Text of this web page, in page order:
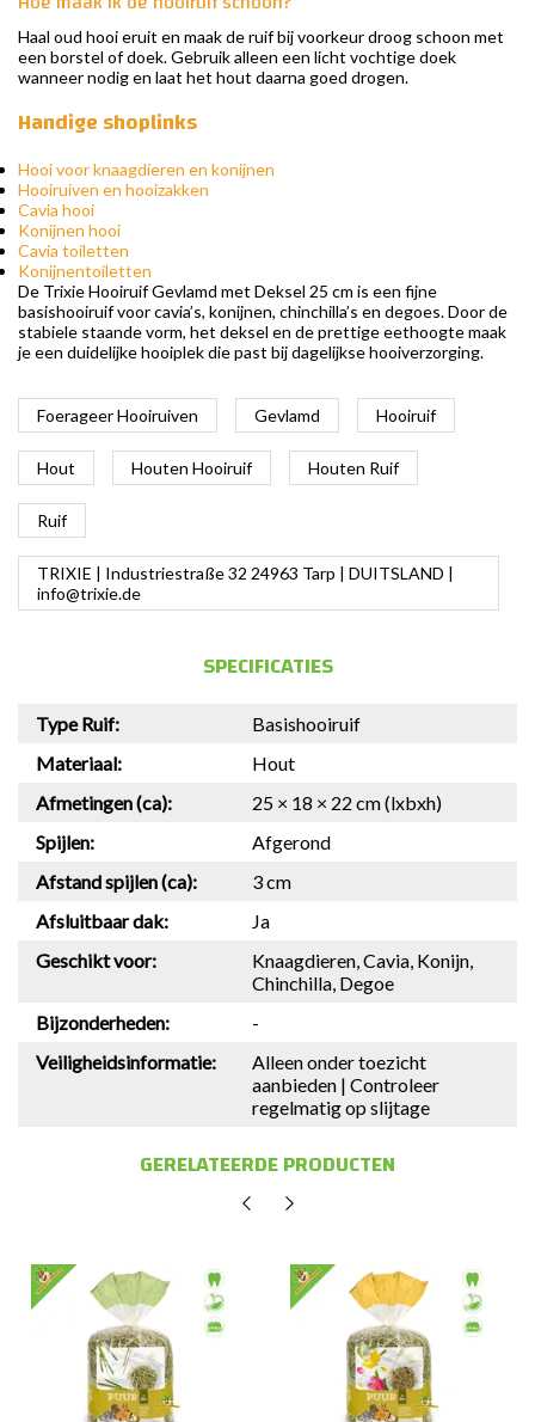
Haal oud hooi eruit en maak de ruif bij voorkeur droog schoon met
een borstel of doek. Gebruik alleen een licht vochtige doek
wanneer nodig en laat het hout daarna goed drogen.
Handige shoplinks
Hooi voor knaagdieren en konijnen
Hooiruiven en hooizakken
Cavia hooi
Konijnen hooi
Cavia toiletten
Konijnentoiletten
De Trixie Hooiruif Gevlamd met Deksel 25 cm is een fijne
basishooiruif voor cavia’s, konijnen, chinchilla’s en degoes. Door de
stabiele staande vorm, het deksel en de prettige eethoogte maak
je een duidelijke hooiplek die past bij dagelijkse hooiverzorging.
Foerageer Hooiruiven Gevlamd Hooiruif
Hout Houten Hooiruif Houten Ruif
Ruif
TRIXIE | Industriestraße 32 24963 Tarp | DUITSLAND |
info@trixie.de
SPECIFICATIES
Type Ruif:
Basishooiruif
Materiaal:
Hout
Afmetingen (ca):
25 × 18 × 22 cm (lxbxh)
Spijlen:
Afgerond
Afstand spijlen (ca):
3 cm
Afsluitbaar dak:
Ja
Geschikt voor:
Knaagdieren, Cavia, Konijn,
Chinchilla, Degoe
Bijzonderheden:
-
Veiligheidsinformatie:
Alleen onder toezicht
aanbieden | Controleer
regelmatig op slijtage
GERELATEERDE PRODUCTEN